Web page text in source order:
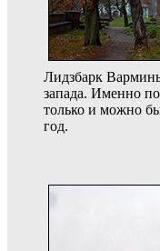
Лидзбарк
запада. Именно по
только и можно
год.